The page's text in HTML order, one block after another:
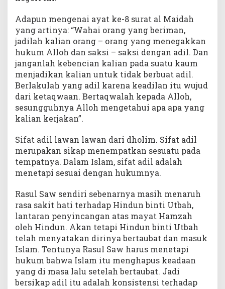
Adapun mengenai ayat ke-8 surat al Maidah
yang artinya: “Wahai orang yang beriman,
jadilah kalian orang – orang yang menegakkan
hukum Alloh dan saksi – saksi dengan adil. Dan
janganlah kebencian kalian pada suatu kaum
menjadikan kalian untuk tidak berbuat adil.
Berlakulah yang adil karena keadilan itu wujud
dari ketaqwaan. Bertaqwalah kepada Alloh,
sesungguhnya Alloh mengetahui apa apa yang
kalian kerjakan”.
Sifat adil lawan lawan dari dholim. Sifat adil
merupakan sikap menempatkan sesuatu pada
tempatnya. Dalam Islam, sifat adil adalah
menetapi sesuai dengan hukumnya.
Rasul Saw sendiri sebenarnya masih menaruh
rasa sakit hati terhadap Hindun binti Utbah,
lantaran penyincangan atas mayat Hamzah
oleh Hindun. Akan tetapi Hindun binti Utbah
telah menyatakan dirinya bertaubat dan masuk
Islam. Tentunya Rasul Saw harus menetapi
hukum bahwa Islam itu menghapus keadaan
yang di masa lalu setelah bertaubat. Jadi
bersikap adil itu adalah konsistensi terhadap